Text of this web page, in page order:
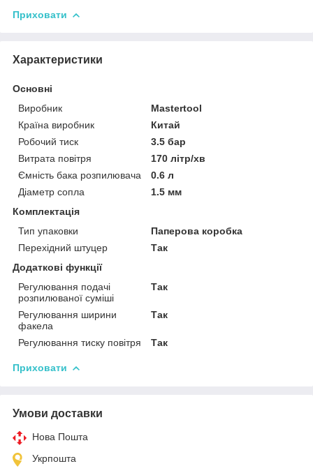
Приховати
Характеристики
Основні
Виробник
Mastertool
Країна виробник
Китай
Робочий тиск
3.5 бар
Витрата повітря
170 літр/хв
Ємність бака розпилювача
0.6 л
Діаметр сопла
1.5 мм
Комплектація
Тип упаковки
Паперова коробка
Перехідний штуцер
Так
Додаткові функції
Регулювання подачі
розпилюваної суміші
Так
Регулювання ширини
факела
Так
Регулювання тиску повітря Так
Приховати
Умови доставки
Нова Пошта
Укрпошта